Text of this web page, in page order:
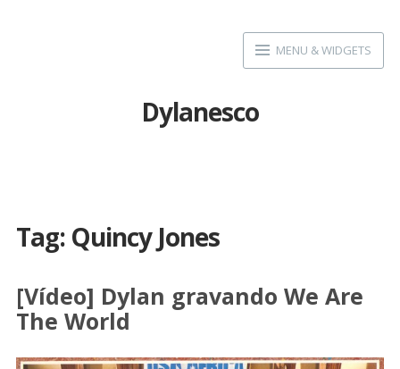
MENU & WIDGETS
Dylanesco
Tag: Quincy Jones
[Vídeo] Dylan gravando We Are
The World